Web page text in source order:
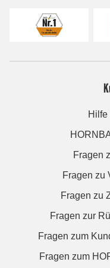
Hilfe
Fragen
Fragen zu
Fragen zu
Fragen zur
Fragen zum
Fragen zum